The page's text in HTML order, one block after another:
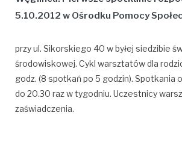
5.10.2012 w Ośrodku Pomocy
przy ul. Sikorskiego 40 w byłej siedzibie
środowiskowej. Cykl warsztatów dla
godz. (8 spotkań po 5 godzin). Spotkania
do 20.30 raz w tygodniu. Uczestnicy
zaświadczenia.